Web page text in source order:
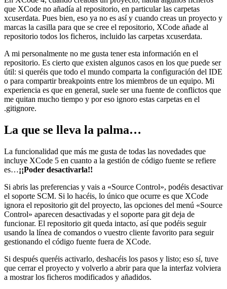
que XCode no añadía al repositorio, en particular las carpetas
xcuserdata. Pues bien, eso ya no es así y cuando creas un proyecto y
marcas la casilla para que se cree el repositorio, XCode añade al
repositorio todos los ficheros, incluido las carpetas xcuserdata.
A mi personalmente no me gusta tener esta información en el
repositorio. Es cierto que existen algunos casos en los que puede ser
útil: si queréis que todo el mundo comparta la configuración del IDE
o para compartir breakpoints entre los miembros de un equipo. Mi
experiencia es que en general, suele ser una fuente de conflictos que
me quitan mucho tiempo y por eso ignoro estas carpetas en el
.gitignore.
La que se lleva la palma…
La funcionalidad que más me gusta de todas las novedades que
incluye XCode 5 en cuanto a la gestión de código fuente se refiere
es…¡¡Poder desactivarla!!
Si abris las preferencias y vais a «Source Control», podéis desactivar
el soporte SCM. Si lo hacéis, lo único que ocurre es que XCode
ignora el repositorio git del proyecto, las opciones del menú «Source
Control» aparecen desactivadas y el soporte para git deja de
funcionar. El repositorio git queda intacto, así que podéis seguir
usando la línea de comandos o vuestro cliente favorito para seguir
gestionando el código fuente fuera de XCode.
Si después queréis activarlo, deshacéis los pasos y listo; eso sí, tuve
que cerrar el proyecto y volverlo a abrir para que la interfaz volviera
a mostrar los ficheros modificados y añadidos.